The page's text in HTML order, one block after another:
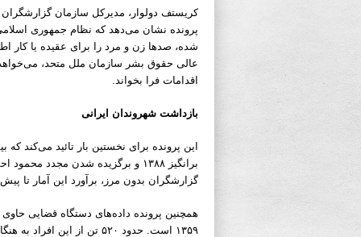
کریستف دولوار، مدیرکل سازمان
پرونده نشان می‌دهد که نظام جمهوری
شده، صدها زن و مرد را برای عقیده یا کار
عالی حقوق بشر سازمان ملل متحد، می‌خواهد
اقدامات فرا بخواند.
بازداشت شهروندان ایرانی
برانگیز ۱۳۸۸ و برگزیده شدن
گزارشگران بدون مرز، برآورد این آمار تا
۱۳۵۹ است. حدود ۵۲۰ تن از این افراد به هنگام بازداشت در فاصله سنی ۱۵ تا ۱۸ سال قرار داشتند.